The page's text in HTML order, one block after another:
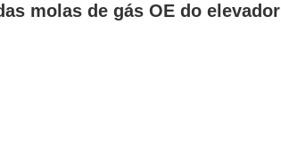
molas de gás OE do